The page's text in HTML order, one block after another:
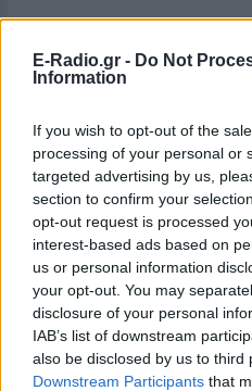
E-Radio.gr - Do Not
Information
If you wish to opt-out of the
processing of your personal or
targeted advertising by us,
section to confirm your
opt-out request is processed
interest-based ads based on
us or personal information
your opt-out. You may
disclosure of your personal
IAB’s list of downstream
also be disclosed by us to third
Downstream Participants that